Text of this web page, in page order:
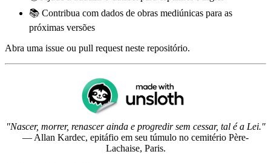
📚 Contribua com dados de obras mediúnicas para as
próximas versões
Abra uma issue ou pull request neste repositório.
"Nascer, morrer, renascer ainda e progredir sem cessar, tal é a Lei."
— Allan Kardec, epitáfio em seu túmulo no cemitério Père-
Lachaise, Paris.